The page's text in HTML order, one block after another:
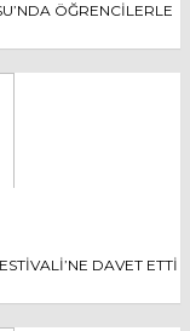
ÖĞRENCİLERLE
DAVET ETTİ